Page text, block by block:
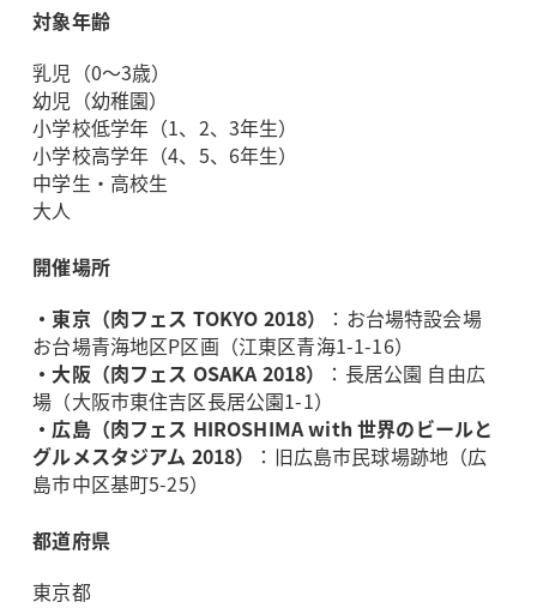
対象年齢
乳児（0～3歳）
幼児（幼稚園）
小学校低学年（1、2、3年生）
小学校高学年（4、5、6年生）
中学生・高校生
大人
開催場所
・東京（肉フェス TOKYO 2018）
：お台場特設会場
お台場青海地区P区画（江東区青海1-1-16）
・大阪（肉フェス OSAKA 2018）
：長居公園 自由広
場（大阪市東住吉区長居公園1-1）
・広島（肉フェス HIROSHIMA with 世界のビールと
グルメスタジアム 2018）
：旧広島市民球場跡地（広
島市中区基町5-25）
都道府県
東京都